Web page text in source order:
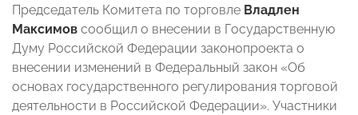
Председатель Комитета по торговле Владлен
Максимов сообщил о внесении в Государственную
Думу Российской Федерации законопроекта о
внесении изменений в Федеральный закон «Об
основах государственного регулирования торговой
деятельности в Российской Федерации». Участники